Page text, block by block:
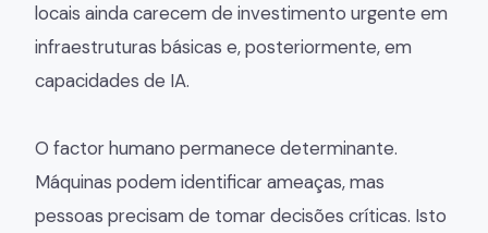
locais ainda carecem de investimento urgente em
infraestruturas básicas e, posteriormente, em
capacidades de IA.
O factor humano permanece determinante.
Máquinas podem identificar ameaças, mas
pessoas precisam de tomar decisões críticas. Isto